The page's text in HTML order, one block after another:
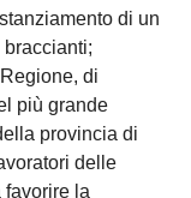
di un
di
più grande
provincia di
delle
favorire la